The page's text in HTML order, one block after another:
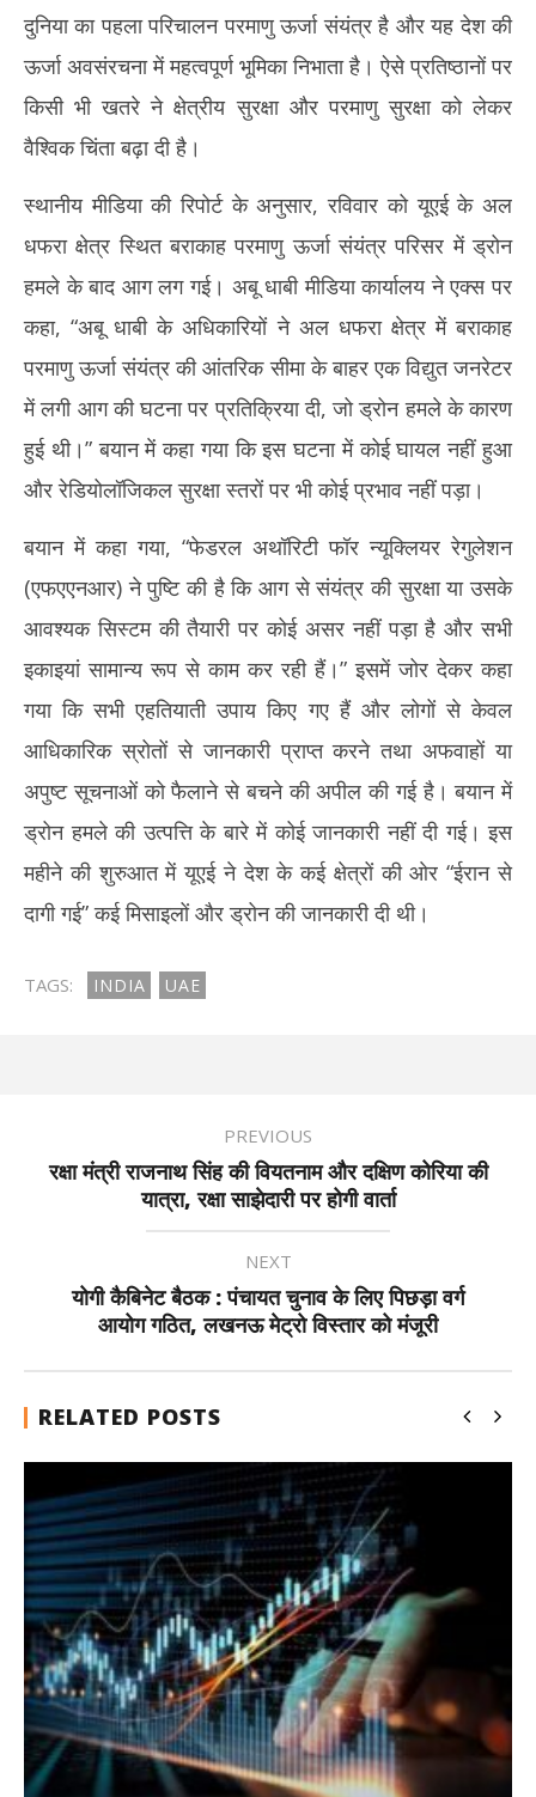
दुनिया का पहला परिचालन परमाणु ऊर्जा संयंत्र है और यह देश की
ऊर्जा अवसंरचना में महत्वपूर्ण भूमिका निभाता है। ऐसे प्रतिष्ठानों पर
किसी भी खतरे ने क्षेत्रीय सुरक्षा और परमाणु सुरक्षा को लेकर
वैश्विक चिंता बढ़ा दी है।
स्थानीय मीडिया की रिपोर्ट के अनुसार, रविवार को यूएई के अल
धफरा क्षेत्र स्थित बराकाह परमाणु ऊर्जा संयंत्र परिसर में ड्रोन
हमले के बाद आग लग गई। अबू धाबी मीडिया कार्यालय ने एक्स पर
कहा, “अबू धाबी के अधिकारियों ने अल धफरा क्षेत्र में बराकाह
परमाणु ऊर्जा संयंत्र की आंतरिक सीमा के बाहर एक विद्युत जनरेटर
में लगी आग की घटना पर प्रतिक्रिया दी, जो ड्रोन हमले के कारण
हुई थी।” बयान में कहा गया कि इस घटना में कोई घायल नहीं हुआ
और रेडियोलॉजिकल सुरक्षा स्तरों पर भी कोई प्रभाव नहीं पड़ा।
बयान में कहा गया, “फेडरल अथॉरिटी फॉर न्यूक्लियर रेगुलेशन
(एफएएनआर) ने पुष्टि की है कि आग से संयंत्र की सुरक्षा या उसके
आवश्यक सिस्टम की तैयारी पर कोई असर नहीं पड़ा है और सभी
इकाइयां सामान्य रूप से काम कर रही हैं।” इसमें जोर देकर कहा
गया कि सभी एहतियाती उपाय किए गए हैं और लोगों से केवल
आधिकारिक स्रोतों से जानकारी प्राप्त करने तथा अफवाहों या
अपुष्ट सूचनाओं को फैलाने से बचने की अपील की गई है। बयान में
ड्रोन हमले की उत्पत्ति के बारे में कोई जानकारी नहीं दी गई। इस
महीने की शुरुआत में यूएई ने देश के कई क्षेत्रों की ओर “ईरान से
दागी गई” कई मिसाइलों और ड्रोन की जानकारी दी थी।
TAGS: INDIA UAE
PREVIOUS
रक्षा मंत्री राजनाथ सिंह की वियतनाम और दक्षिण कोरिया की
यात्रा, रक्षा साझेदारी पर होगी वार्ता
NEXT
योगी कैबिनेट बैठक : पंचायत चुनाव के लिए पिछड़ा वर्ग
आयोग गठित, लखनऊ मेट्रो विस्तार को मंजूरी
RELATED POSTS